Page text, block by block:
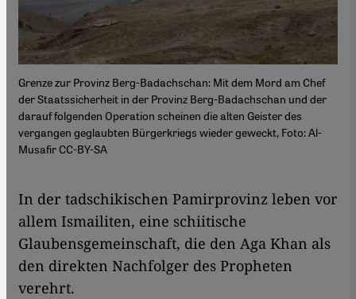
Grenze zur Provinz Berg-Badachschan: Mit dem Mord am Chef
der Staatssicherheit in der Provinz Berg-Badachschan und der
darauf folgenden Operation scheinen die alten Geister des
vergangen geglaubten Bürgerkriegs wieder geweckt, Foto: Al-
Musafir CC-BY-SA
​​In der tadschikischen Pamirprovinz leben vor
allem Ismailiten, eine schiitische
Glaubensgemeinschaft, die den Aga Khan als
den direkten Nachfolger des Propheten
verehrt.